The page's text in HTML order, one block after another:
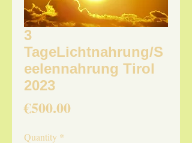
3
TageLichtnahrung/S
eelennahrung Tirol
2023
€500.00Price
Quantity *